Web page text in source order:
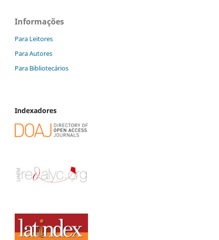
Informações
Para Leitores
Para Autores
Para Bibliotecários
Indexadores